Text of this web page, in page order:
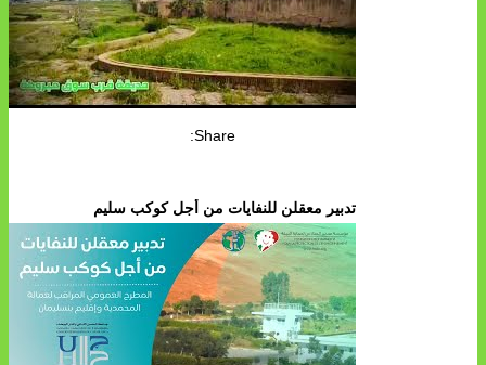
Share:
تدبير معقلن للنفايات من أجل كوكب سليم